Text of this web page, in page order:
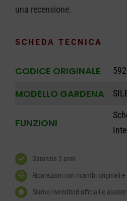
una recensione.
SCHEDA TECNICA
CODICE ORIGINALE
MODELLO GARDENA
FUNZIONI
Garanzia 2 anni
Riparazioni con ricambi originali
Siamo rivenditori ufficiali e